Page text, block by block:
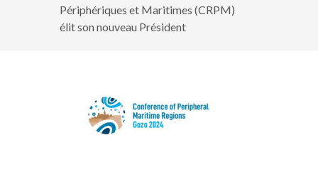
Périphériques et Maritimes (CRPM)
élit son nouveau Président